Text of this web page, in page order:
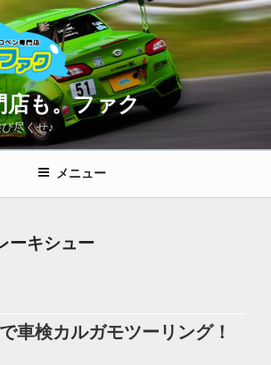
店も。ファク
尽くせ♪
メニュー
ーキシュー
車検カルガモツーリング！